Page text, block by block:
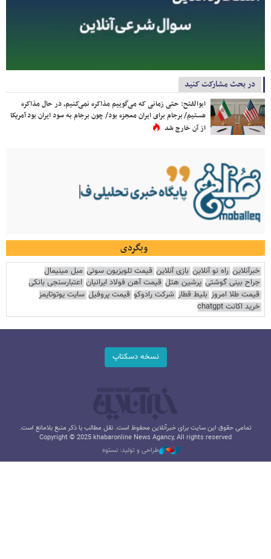
در بحث مشارکت کنید
ابوالفتح: حتی زمانی که می‌گوییم مذاکره نمی‌کنیم، در حال مذاکره
هستیم/ برجام برای ایران معجزه بود/ چون برجام به سود ایران بود آمریکا
از آن خارج شد
وبگردی
خبرآنلاین راه نو آنلاین بازی آنلاین قیمت تلویزیون سونی مبل مینیمال
جراح بینی گوشتی پرشین هتل قیمت آهن فولاد ایرانیان اعتبارسنجی بانکی
قیمت طلا امروز بلیط قطار شرکت رادوکو قیمت پروفیل سایت یوتوتایمز
خرید اکانت chatgpt
نسخه دسکتاپ
تمامی حقوق این سایت برای خبرآنلاین محفوظ است. نقل مطالب با ذکر منبع بلامانع است.
Copyright © 2025 khabaronline News Agancy, All rights reserved
طراحی و تولید: نستوه